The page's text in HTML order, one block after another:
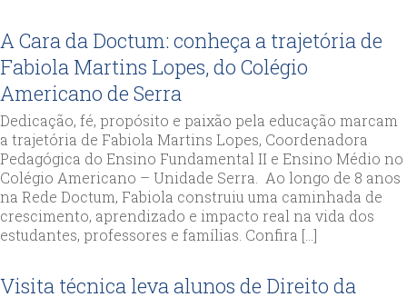
A Cara da Doctum: conheça a trajetória de
Fabiola Martins Lopes, do Colégio
Americano de Serra
Dedicação, fé, propósito e paixão pela educação marcam
a trajetória de Fabiola Martins Lopes, Coordenadora
Pedagógica do Ensino Fundamental II e Ensino Médio no
Colégio Americano – Unidade Serra. Ao longo de 8 anos
na Rede Doctum, Fabiola construiu uma caminhada de
crescimento, aprendizado e impacto real na vida dos
estudantes, professores e famílias. Confira […]
Visita técnica leva alunos de Direito da